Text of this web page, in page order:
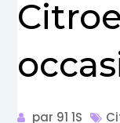
par 91 1S